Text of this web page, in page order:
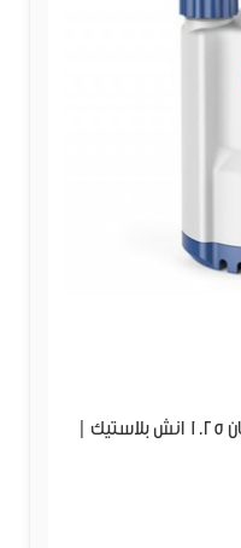
مضخة ماء بدرولو غاطس 0.5 حصان 1.25 انش بلاستيك |